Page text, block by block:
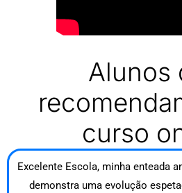
Alunos
curso
Excelente Escola, minha enteada
demonstra uma evolução